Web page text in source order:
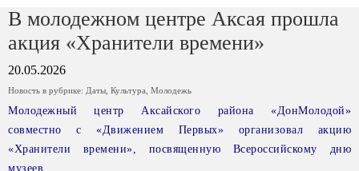
В молодежном центре Аксая прошла
акция «Хранители времени»
20.05.2026
Новость в рубрике: Даты Культура Молодежь
Молодежный центр Аксайского района «ДонМолодой»
совместно с «Движением Первых» организовал акцию
«Хранители времени», посвященную Всероссийскому дню
музеев.